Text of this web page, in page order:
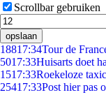
Scrollbar gebruiken
opslaan
18817:34Tour de
5017:33Huisarts doet
1517:33Roekeloze
25417:33Post hier pas